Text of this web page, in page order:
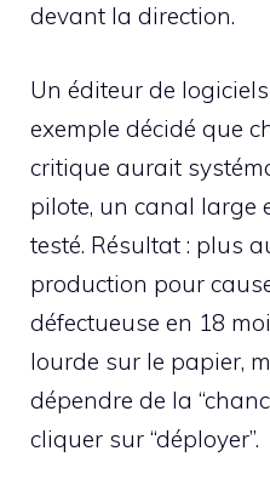
devant la direction.
Un éditeur de
exemple décidé que
critique aurait
pilote, un canal large
testé. Résultat : plus
production pour
défectueuse en 18
lourde sur le papier,
dépendre de la
cliquer sur “déployer”.